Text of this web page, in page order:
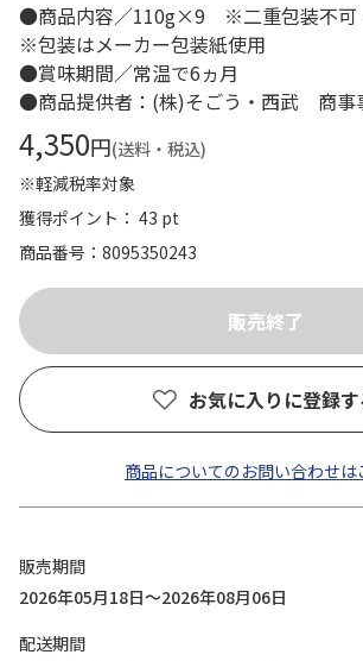
●商品内容／110g×9 ※二重包装不可
※包装はメーカー包装紙使用
●賞味期間／常温で6ヵ月
●商品提供者：(株)そごう・西武 商事
4,350円(送料・税込)
※軽減税率対象
獲得ポイント： 43 pt
商品番号
8095350243
お気に入りに登録す
商品についてのお問い合わせは
販売期間
2026年05月18日～2026年08月06日
配送期間